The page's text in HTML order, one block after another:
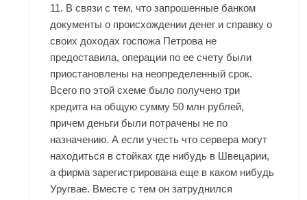
11. В связи с тем, что запрошенные банком
документы о происхождении денег и справку о
своих доходах госпожа Петрова не
предоставила, операции по ее счету были
приостановлены на неопределенный срок.
Всего по этой схеме было получено три
кредита на общую сумму 50 млн рублей,
причем деньги были потрачены не по
назначению. А если учесть что сервера могут
находиться в стойках где нибудь в Швецарии,
а фирма зарегистрирована еще в каком нибудь
Уругвае. Вместе с тем он затруднился